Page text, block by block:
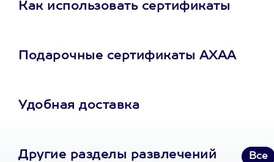
Как использовать сертификаты
Подарочные сертификаты АХАА
Удобная доставка
Другие разделы развлечений Все